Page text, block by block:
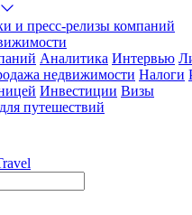
и пресс-релизы компаний
Аналитика Интервью
недвижимости Налоги
Инвестиции Визы
путешествий